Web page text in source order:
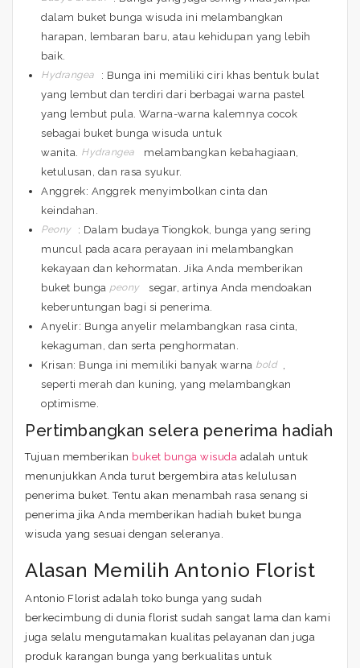
dalam buket bunga wisuda ini melambangkan
harapan, lembaran baru, atau kehidupan yang lebih
baik.
Hydrangea
: Bunga ini memiliki ciri khas bentuk bulat
yang lembut dan terdiri dari berbagai warna pastel
yang lembut pula. Warna-warna kalemnya cocok
sebagai buket bunga wisuda untuk
wanita. Hydrangea
melambangkan kebahagiaan,
ketulusan, dan rasa syukur.
Anggrek: Anggrek menyimbolkan cinta dan
keindahan.
Peony
: Dalam budaya Tiongkok, bunga yang sering
muncul pada acara perayaan ini melambangkan
kekayaan dan kehormatan. Jika Anda memberikan
buket bunga peony
segar, artinya Anda mendoakan
keberuntungan bagi si penerima.
Anyelir: Bunga anyelir melambangkan rasa cinta,
kekaguman, dan serta penghormatan.
Krisan: Bunga ini memiliki banyak warna bold
,
seperti merah dan kuning, yang melambangkan
optimisme.
Pertimbangkan selera penerima hadiah
Tujuan memberikan buket bunga wisuda adalah untuk
menunjukkan Anda turut bergembira atas kelulusan
penerima buket. Tentu akan menambah rasa senang si
penerima jika Anda memberikan hadiah buket bunga
wisuda yang sesuai dengan seleranya.
Alasan Memilih Antonio Florist
Antonio Florist adalah toko bunga yang sudah
berkecimbung di dunia florist sudah sangat lama dan kami
juga selalu mengutamakan kualitas pelayanan dan juga
produk karangan bunga yang berkualitas untuk